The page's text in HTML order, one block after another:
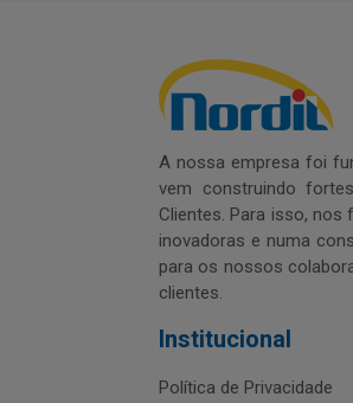
A nossa empresa foi
vem construindo
Clientes. Para isso,
inovadoras e numa
para os nossos
clientes.
Institucional
Política de Privacidade